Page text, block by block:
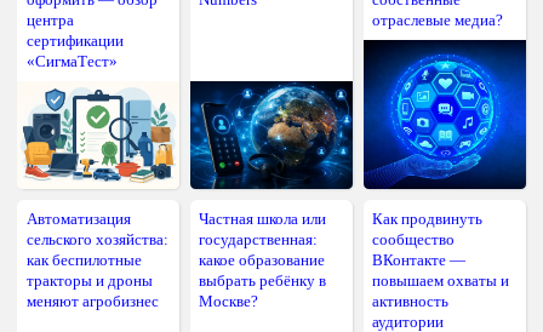
центра
сертификации
«СигмаТест»
отраслевые медиа?
Автоматизация
сельского хозяйства:
как беспилотные
тракторы и дроны
меняют агробизнес
Частная школа или
государственная:
какое образование
выбрать ребёнку в
Москве?
Как продвинуть
сообщество
ВКонтакте —
повышаем охваты и
активность
аудитории